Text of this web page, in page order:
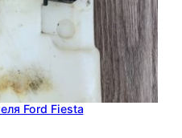
Ford Fiesta